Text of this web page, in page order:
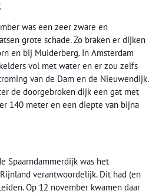
was een zeer zware en
grote schade. Zo braken er dijken
en bij Muiderberg. In Amsterdam
vol met water en er zou zelfs
van de Dam en de Nieuwendijk.
de doorgebroken dijk een gat met
140 meter en een diepte van bijna
Spaarndammerdijk was het
verantwoordelijk. Dit had (en
Op 12 november kwamen daar